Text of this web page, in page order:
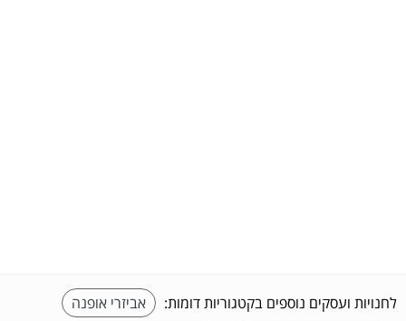
לחנויות ועסקים נוספים בקטגוריות דומות:
אביזרי אופנה